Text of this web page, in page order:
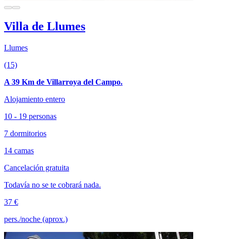
Villa de Llumes
Llumes
(15)
A 39 Km de Villarroya del Campo.
Alojamiento entero
10 - 19 personas
7 dormitorios
14 camas
Cancelación gratuita
Todavía no se te cobrará nada.
37 €
pers./noche (aprox.)